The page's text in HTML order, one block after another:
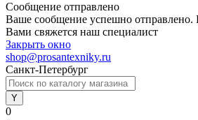
Сообщение отправлено
Ваше сообщение успешно
Вами свяжется наш специалист
Закрыть окно
shop@prosantexniky.ru
Санкт-Петербург
0